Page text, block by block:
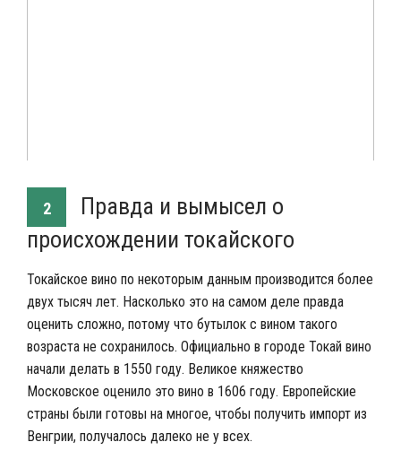
2
Правда и вымысел о
происхождении токайского
Токайское вино по некоторым данным производится более
двух тысяч лет. Насколько это на самом деле правда
оценить сложно, потому что бутылок с вином такого
возраста не сохранилось. Официально в городе Токай вино
начали делать в 1550 году. Великое княжество
Московское оценило это вино в 1606 году. Европейские
страны были готовы на многое, чтобы получить импорт из
Венгрии, получалось далеко не у всех.